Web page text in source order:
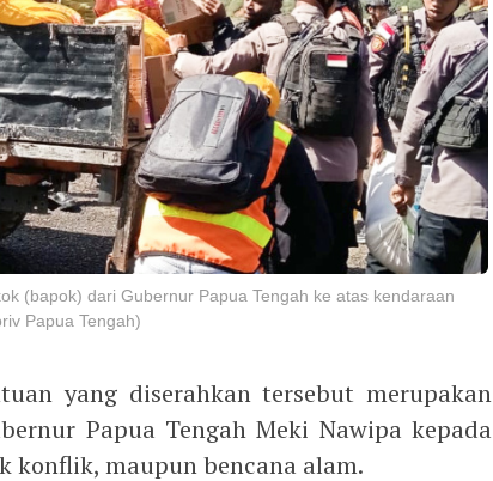
(bapok) dari Gubernur Papua Tengah ke atas kendaraan
Papua Tengah)
yang diserahkan tersebut merupakan
Papua Tengah Meki Nawipa kepada
konflik, maupun bencana alam.